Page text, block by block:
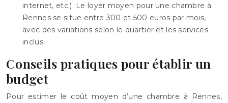
internet, etc.). Le loyer moyen pour une chambre à
Rennes se situe entre 300 et 500 euros par mois,
avec des variations selon le quartier et les services
inclus.
Conseils pratiques pour établir un
budget
Pour estimer le coût moyen d’une chambre à Rennes,